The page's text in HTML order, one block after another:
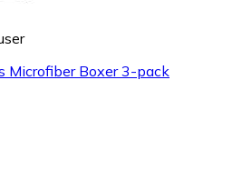
Microfiber Boxer 3-pack